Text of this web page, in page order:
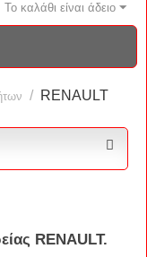
Το καλάθι είναι άδειο
/ RENAULT
RENAULT.